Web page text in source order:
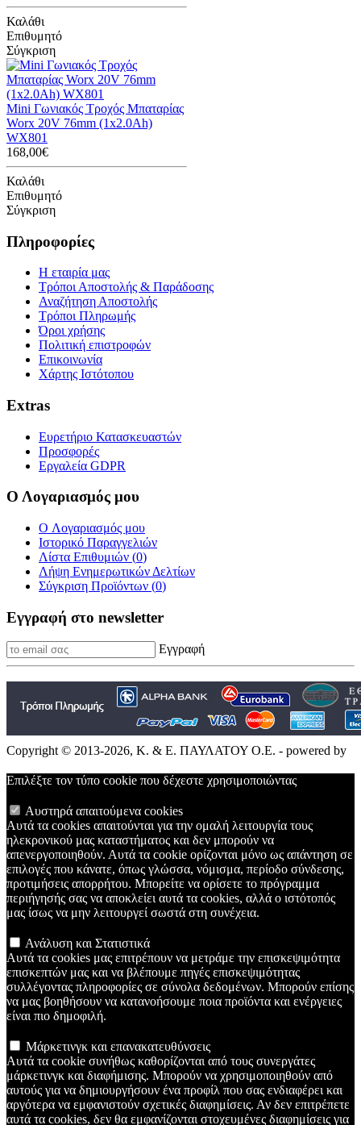
Καλάθι
Επιθυμητό
Σύγκριση
Mini Γωνιακός Τροχός Μπαταρίας
Worx 20V 76mm (1x2.0Ah)
WX801
168,00€
Καλάθι
Επιθυμητό
Σύγκριση
Πληροφορίες
Η εταιρία μας
Τρόποι Αποστολής & Παράδοσης
Αναζήτηση Αποστολής
Τρόποι Πληρωμής
Όροι χρήσης
Πολιτική επιστροφών
Επικοινωνία
Χάρτης Ιστότοπου
Extras
Ευρετήριο Κατασκευαστών
Προσφορές
Εργαλεία GDPR
Ο Λογαριασμός μου
O Λογαριασμός μου
Ιστορικό Παραγγελιών
Λίστα Επιθυμιών (0)
Λήψη Ενημερωτικών Δελτίων
Σύγκριση Προϊόντων (0)
Εγγραφή στο newsletter
Εγγραφή
Copyright © 2013-2026, Κ. & Ε. ΠΑΥΛΑΤΟΥ Ο.Ε. - powered by
Επιλέξτε τον τύπο cookie που δέχεστε χρησιμοποιώντας
Αυστηρά απαιτούμενα cookies
Αυτά τα cookies απαιτούνται για την ομαλή λειτουργία τους
ηλεκρονικού μας καταστήματος και δεν μπορούν να
απενεργοποιηθούν. Αυτά τα cookie ορίζονται μόνο ως απάντηση σε
επιλογές που κάνατε, όπως γλώσσα, νόμισμα, περίοδο σύνδεσης,
προτιμήσεις απορρήτου. Μπορείτε να ορίσετε το πρόγραμμα
περιήγησής σας να αποκλείει αυτά τα cookies, αλλά ο ιστότοπός
μας ίσως να μην λειτουργεί σωστά στη συνέχεια.
Ανάλυση και Στατιστικά
Αυτά τα cookies μας επιτρέπουν να μετράμε την επισκεψιμότητα
επισκεπτών μας και να βλέπουμε πηγές επισκεψιμότητας
συλλέγοντας πληροφορίες σε σύνολα δεδομένων. Μπορούν επίσης
να μας βοηθήσουν να κατανοήσουμε ποια προϊόντα και ενέργειες
είναι πιο δημοφιλή.
Μάρκετινγκ και επανακατευθύνσεις
Αυτά τα cookie συνήθως καθορίζονται από τους συνεργάτες
μάρκετινγκ και διαφήμισης. Μπορούν να χρησιμοποιηθούν από
αυτούς για να δημιουργήσουν ένα προφίλ που σας ενδιαφέρει και
αργότερα να εμφανιστούν σχετικές διαφημίσεις. Αν δεν επιτρέπετε
αυτά τα cookies, δεν θα εμφανίζονται στοχευμένες διαφημίσεις για